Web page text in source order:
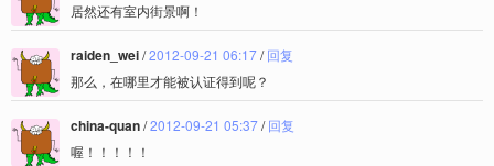
居然还有室内街景啊！
raiden_wei/2012-09-21 06:17/回复
那么，在哪里才能被认证得到呢？
china-quan/2012-09-21 05:37/回复
喔！！！！！